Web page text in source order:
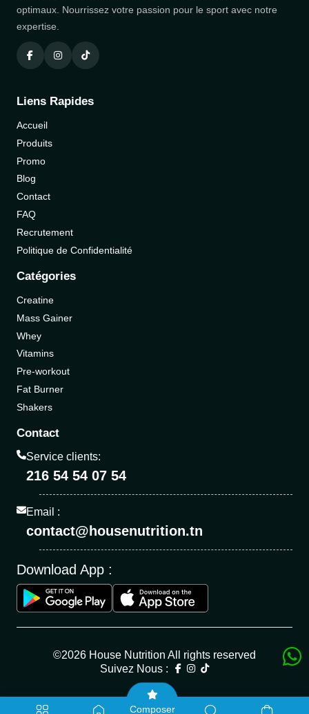
Composer
optimaux. Nourrissez votre passion pour le sport avec notre
expertise.
Liens Rapides
Accueil
Produits
Promo
Blog
Contact
FAQ
Recrutement
Politique de Confidentialité
Catégories
Creatine
Mass Gainer
Whey
Vitamins
Pre-workout
Fat Burner
Shakers
Contact
Service clients:
216 54 54 07 54
Email :
contact@housenutrition.tn
Download App :
©2026 House Nutrition All rights reserved
Suivez Nous :